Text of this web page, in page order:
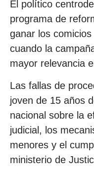
El político
programa de
ganar los
cuando la
mayor relevancia
Las fallas de
joven de 15 años
nacional sobre la
judicial, los
menores y el
ministerio de